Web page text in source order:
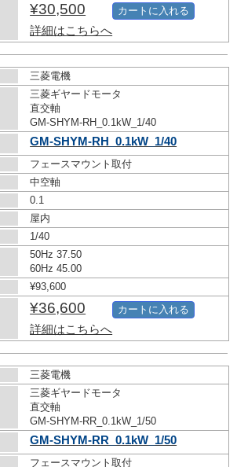
¥30,500
詳細はこちらへ
カートに入れる
三菱電機
三菱ギヤードモータ
直交軸
GM-SHYM-RH_0.1kW_1/40
GM-SHYM-RH_0.1kW_1/40
フェースマウント取付
中空軸
0.1
屋内
1/40
50Hz 37.50
60Hz 45.00
¥93,600
¥36,600
詳細はこちらへ
カートに入れる
三菱電機
三菱ギヤードモータ
直交軸
GM-SHYM-RR_0.1kW_1/50
GM-SHYM-RR_0.1kW_1/50
フェースマウント取付